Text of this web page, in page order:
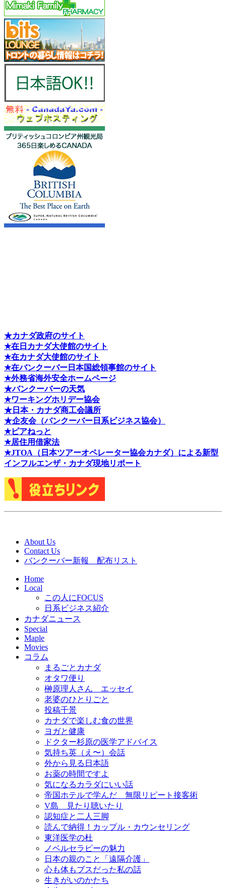
★カナダ政府のサイト
★在日カナダ大使館のサイト
★在カナダ大使館のサイト
★在バンクーバー日本国総領事館のサイト
★外務省海外安全ホームページ
★バンクーバーの天気
★ワーキングホリデー協会
★日本・カナダ商工会議所
★企友会（バンクーバー日系ビジネス協会）
★ピアねっと
★居住用借家法
★JTOA（日本ツアーオペレーター協会カナダ）による新型
インフルエンザ・カナダ現地リポート
About Us
Contact Us
バンクーバー新報 配布リスト
Home
Local
この人にFOCUS
日系ビジネス紹介
カナダニュース
Special
Maple
Movies
コラム
まるごとカナダ
オタワ便り
榊原理人さん エッセイ
老婆のひとりごと
投稿千景
カナダで楽しむ食の世界
ヨガと健康
ドクター杉原の医学アドバイス
気持ち英（え〜）会話
外から見る日本語
お薬の時間ですよ
気になるカラダにいい話
帝国ホテルで学んだ 無限リピート接客術
V島 見たり聴いたり
認知症と二人三脚
読んで納得！カップル・カウンセリング
東洋医学の杜
ノベルセラピーの魅力
日本の親のこと「遠隔介護」
心も体もブスだった私の話
生きがいのかたち